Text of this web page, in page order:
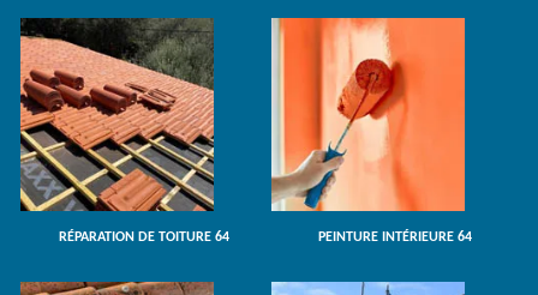
RÉPARATION DE TOITURE 64 PEINTURE INTÉRIEURE 64